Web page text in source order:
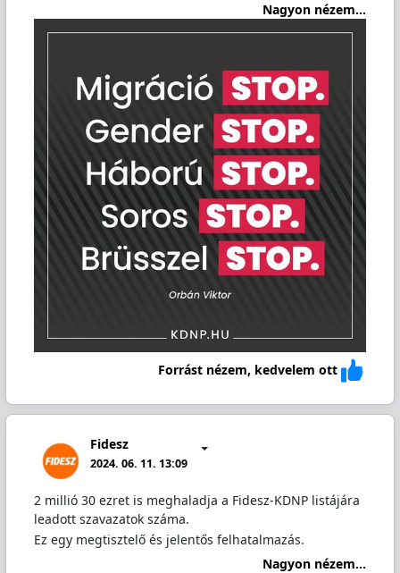
Nagyon nézem...
Forrást nézem, kedvelem ott
Fidesz
2024. 06. 11. 13:09
2 millió 30 ezret is meghaladja a Fidesz-KDNP listájára
leadott szavazatok száma.
Ez egy megtisztelő és jelentős felhatalmazás.
Nagyon nézem...